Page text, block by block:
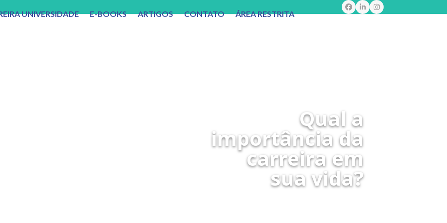
Facebook
LinkedInInstagram
UNIVERSIDADE E-BOOKS ARTIGOS CONTATO ÁREA RESTRITA
Qual a
importância da
carreira em
sua vida?